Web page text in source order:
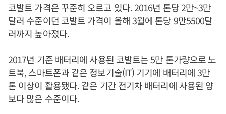
코발트 가격은 꾸준히 오르고 있다. 2016년 톤당 2만~3만
달러 수준이던 코발트 가격이 올해 3월에 톤당 9만5500달
러까지 높아졌다.
2017년 기준 배터리에 사용된 코발트는 5만 톤가량으로 노
트북, 스마트폰과 같은 정보기술(IT) 기기에 배터리에 3만
톤 이상이 활용됐다. 같은 기간 전기차 배터리에 사용된 양
보다 많은 수준이다.